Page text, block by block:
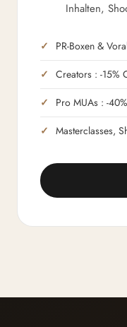
Inhalten,
PR-Boxen &
Creators : -15%
Pro MUAs : -
Masterclasses,